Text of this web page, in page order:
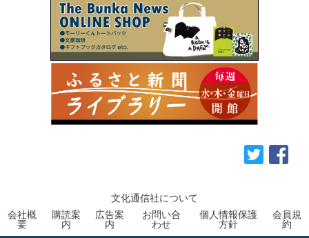
文化通信社について
会社概
要
購読案
内
広告案
内
お問い合
わせ
個人情報保護
方針
会員規
約